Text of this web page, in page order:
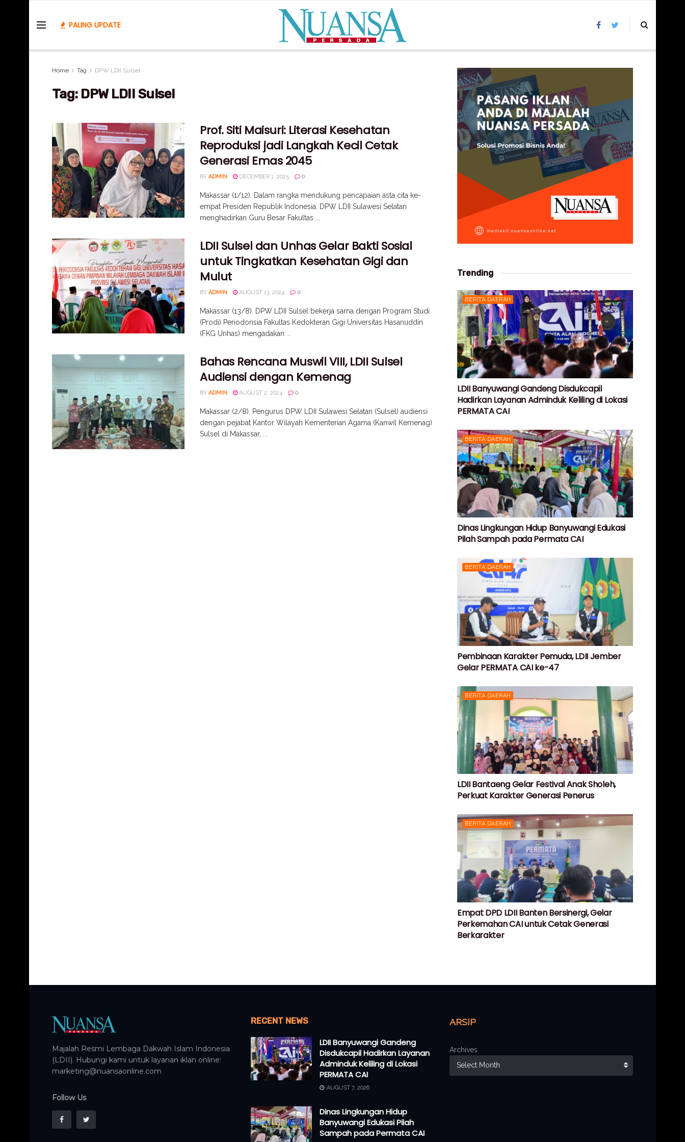
PALING UPDATE
Home Tag DPW LDII Sulsel
Tag: DPW LDII Sulsel
Prof. Siti Maisuri: Literasi Kesehatan
Reproduksi jadi Langkah Kecil Cetak
Generasi Emas 2045
BY ADMIN DECEMBER 1, 2025 0
Makassar (1/12). Dalam rangka mendukung pencapaian asta cita ke-
empat Presiden Republik Indonesia, DPW LDII Sulawesi Selatan
menghadirkan Guru Besar Fakultas ...
LDII Sulsel dan Unhas Gelar Bakti Sosial
untuk Tingkatkan Kesehatan Gigi dan
Mulut
BY ADMIN AUGUST 13, 2024 0
Makassar (13/8). DPW LDII Sulsel bekerja sama dengan Program Studi
(Prodi) Periodonsia Fakultas Kedokteran Gigi Universitas Hasanuddin
(FKG Unhas) mengadakan ...
Bahas Rencana Muswil VIII, LDII Sulsel
Audiensi dengan Kemenag
BY ADMIN AUGUST 2, 2024 0
Makassar (2/8). Pengurus DPW LDII Sulawesi Selatan (Sulsel) audiensi
dengan pejabat Kantor Wilayah Kementerian Agama (Kanwil Kemenag)
Sulsel di Makassar, ...
Trending
BERITA DAERAH
LDII Banyuwangi Gandeng Disdukcapil
Hadirkan Layanan Adminduk Keliling di Lokasi
PERMATA CAI
BERITA DAERAH
Dinas Lingkungan Hidup Banyuwangi Edukasi
Pilah Sampah pada Permata CAI
BERITA DAERAH
Pembinaan Karakter Pemuda, LDII Jember
Gelar PERMATA CAI ke-47
BERITA DAERAH
LDII Bantaeng Gelar Festival Anak Sholeh,
Perkuat Karakter Generasi Penerus
BERITA DAERAH
Empat DPD LDII Banten Bersinergi, Gelar
Perkemahan CAI untuk Cetak Generasi
Berkarakter
Majalah Resmi Lembaga Dakwah Islam Indonesia
(LDII). Hubungi kami untuk layanan iklan online:
marketing@nuansaonline.com
Follow Us
RECENT NEWS
LDII Banyuwangi Gandeng
Disdukcapil Hadirkan Layanan
Adminduk Keliling di Lokasi
PERMATA CAI
AUGUST 7, 2026
Dinas Lingkungan Hidup
Banyuwangi Edukasi Pilah
Sampah pada Permata CAI
ARSIP
Archives
Select Month